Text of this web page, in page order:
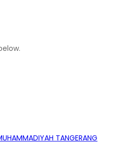
TANGERANG